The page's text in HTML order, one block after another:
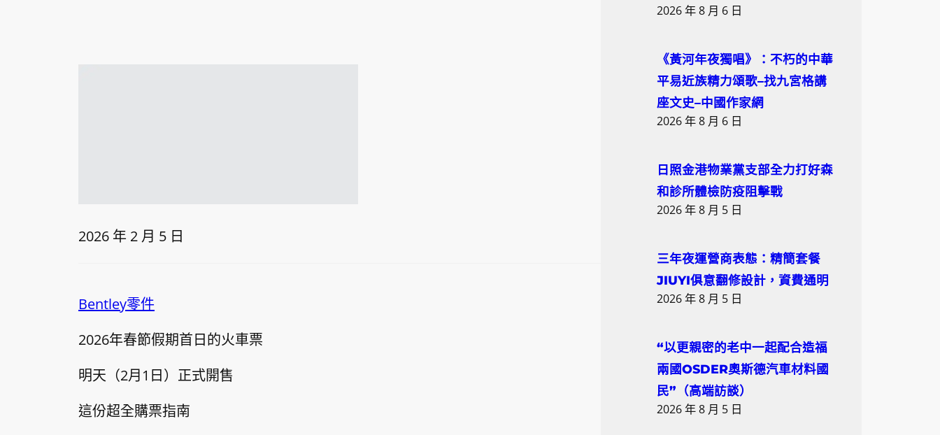
2026 年 2 月 5 日
Bentley零件
2026年春節假期首日的火車票
明天（2月1日）正式開售
這份超全購票指南
2026 年 8 月 6 日
《黃河年夜獨唱》：不朽的中華
平易近族精力頌歌–找九宮格講
座文史–中國作家網
2026 年 8 月 6 日
日照金港物業黨支部全力打好森
和診所體檢防疫阻擊戰
2026 年 8 月 5 日
三年夜運營商表態：精簡套餐
JIUYI俱意翻修設計，資費通明
2026 年 8 月 5 日
“以更親密的老中一起配合造福
兩國OSDER奧斯德汽車材料國
民”（高端訪談）
2026 年 8 月 5 日